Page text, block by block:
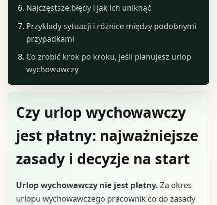
Czy urlop wychowawczy
jest płatny: najważniejsze
zasady i decyzje na start
Urlop wychowawczy nie jest płatny. Za okres
urlopu wychowawczego pracownik co do zasady
Najczęstsze błędy i jak ich uniknąć
Przykłady sytuacji i różnice między podobnymi
przypadkami
Co zrobić krok po kroku, jeśli planujesz urlop
wychowawczy